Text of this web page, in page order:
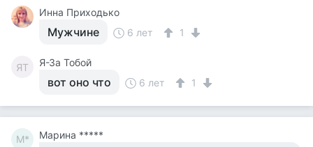
Инна Приходько
Мужчине 6 лет 1
ЯТ Я-За Тобой
вот оно что 6 лет 1
М* Марина *****